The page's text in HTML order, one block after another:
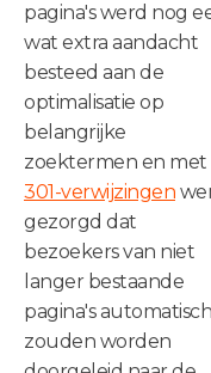
pagina's werd nog
wat extra aandacht
besteed aan de
optimalisatie op
belangrijke
zoektermen en met
301-verwijzingen
gezorgd dat
bezoekers van niet
langer bestaande
pagina's automatisch
zouden worden